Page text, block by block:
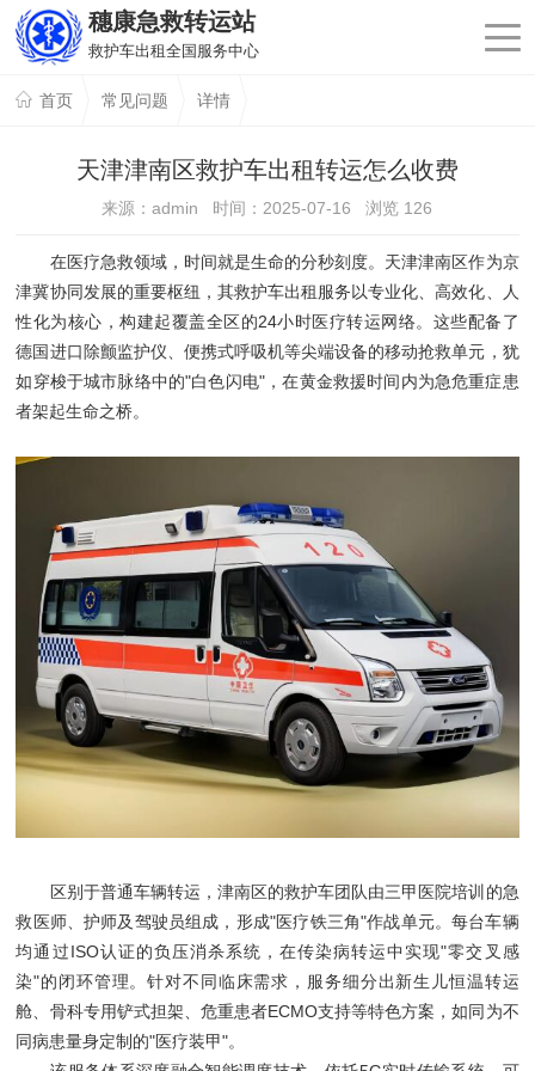
穗康急救转运站
救护车出租全国服务中心
首页 常见问题 详情
天津津南区救护车出租转运怎么收费
来源：admin 时间：2025-07-16 浏览 126
在医疗急救领域，时间就是生命的分秒刻度。天津津南区作为京
津冀协同发展的重要枢纽，其救护车出租服务以专业化、高效化、人
性化为核心，构建起覆盖全区的24小时医疗转运网络。这些配备了
德国进口除颤监护仪、便携式呼吸机等尖端设备的移动抢救单元，犹
如穿梭于城市脉络中的"白色闪电"，在黄金救援时间内为急危重症患
者架起生命之桥。
区别于普通车辆转运，津南区的救护车团队由三甲医院培训的急
救医师、护师及驾驶员组成，形成"医疗铁三角"作战单元。每台车辆
均通过ISO认证的负压消杀系统，在传染病转运中实现"零交叉感
染"的闭环管理。针对不同临床需求，服务细分出新生儿恒温转运
舱、骨科专用铲式担架、危重患者ECMO支持等特色方案，如同为不
同病患量身定制的"医疗装甲"。